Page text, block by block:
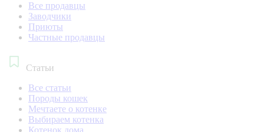
Все продавцы
Заводчики
Приюты
Частные продавцы
Статьи
Все статьи
Породы кошек
Мечтаете о котенке
Выбираем котенка
Котенок дома